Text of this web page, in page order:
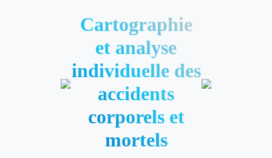
Cartographie
et analyse
individuelle des
accidents
corporels et
mortels